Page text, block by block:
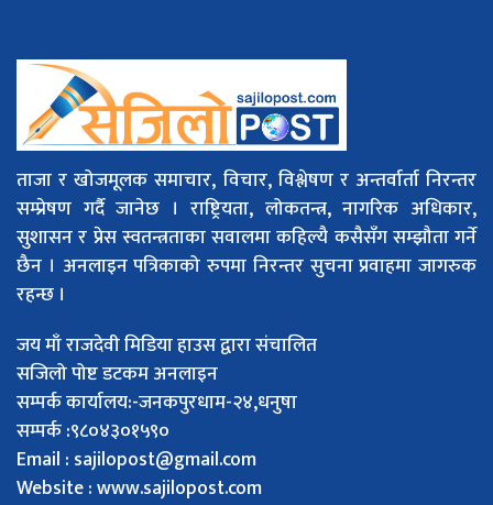
ताजा र खोजमूलक समाचार, विचार, विश्लेषण र अन्तर्वार्ता निरन्तर
सम्प्रेषण गर्दै जानेछ । राष्ट्रियता, लोकतन्त्र, नागरिक अधिकार,
सुशासन र प्रेस स्वतन्त्रताका सवालमा कहिल्यै कसैसँग सम्झौता गर्ने
छैन । अनलाइन पत्रिकाको रुपमा निरन्तर सुचना प्रवाहमा जागरुक
रहन्छ ।
जय माँ राजदेवी मिडिया हाउस द्वारा संचालित
सजिलो पोष्ट डटकम अनलाइन
सम्पर्क कार्यालय:-जनकपुरधाम-२४,धनुषा
सम्पर्क :९८०४३०१५९०
Email : sajilopost@gmail.com
Website : www.sajilopost.com